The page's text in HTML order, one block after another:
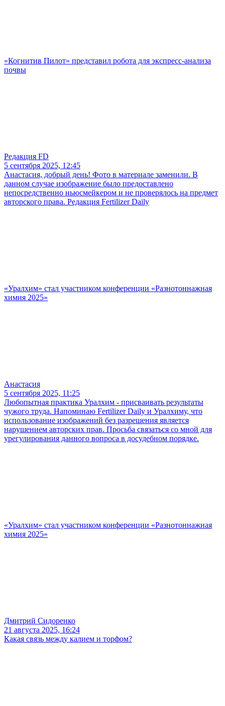
«Когнитив Пилот» представил робота для экспресс-анализа
почвы
Редакция FD
5 сентября 2025, 12:45
Анастасия, добрый день! Фото в материале заменили. В
данном случае изображение было предоставлено
непосредственно ньюсмейкером и не проверялось на предмет
авторского права. Редакция Fertilizer Daily
«Уралхим» стал участником конференции «Разнотоннажная
химия 2025»
Анастасия
5 сентября 2025, 11:25
Любопытная практика Уралхим - присваивать результаты
чужого труда. Напоминаю Fertilizer Daily и Уралхиму, что
использование изображений без разрешения является
нарушением авторских прав. Просьба связаться со мной для
урегулирования данного вопроса в досудебном порядке.
«Уралхим» стал участником конференции «Разнотоннажная
химия 2025»
Дмитрий Сидоренко
21 августа 2025, 16:24
Какая связь между калием и торфом?